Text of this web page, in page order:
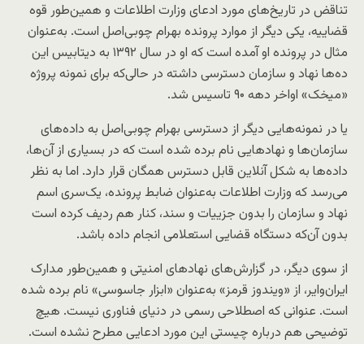
تناقض در تاریخ‌های مورد ادعای وزارت اطلاعات و همین‌طور قوه
قضاییه، یکی دیگر از موارد پرونده بهرام چوبی‌اصل است. به‌عنوان
مثال در پرونده او آمده است که او در سال ۱۳۹۲ به دیتابیس این
ده‌ها نهاد و سازمان دسترسی داشته در حالی‌که برای نمونه پروژه
«میخک‌» اواخر دهه ۹۰ تاسیس شد.
یا در نمونه‌هایی دیگر از دسترسی بهرام چوبی‌اصل به داده‌های
سازمان‌ها و نهادهایی نام برده شده است که در بسیاری از آن‌ها،
داده‌ها به شکل آنلاین قابل دسترس همگان قرار دارد. اما به نظر
می‌رسد که وزارت اطلاعات به‌عنوان ضابط پرونده، یک‌سری اسم
نهاد و سازمان را بدون جزییات و سند، کنار هم ردیف کرده است
بدون آن‌که دستگاه قضایی استعلامی انجام داده باشد.
از سوی دیگر، در گزارش‌های نهادهای امنیتی و همین‌طور مدارک
ایران‌وایر، از «ویندوز قرمز» به‌عنوان «ابزار جاسوسی» نام برده شده
است. عنوانی که اصطلاحی رسمی در دنیای فناوری نیست. هیچ
توضیحی هم درباره چیستی این مورد ادعایی مطرح نشده است.